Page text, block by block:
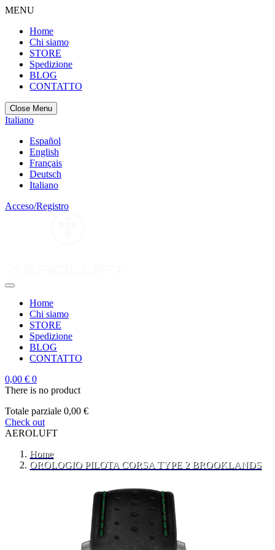
MENU
Home
Chi siamo
STORE
Spedizione
BLOG
CONTATTO
Close Menu
Italiano
Español
English
Français
Deutsch
Italiano
Acceso/Registro
Home
Chi siamo
STORE
Spedizione
BLOG
CONTATTO
0,00 € 0
There is no product
Totale parziale 0,00 €
Check out
AEROLUFT
Home
OROLOGIO PILOTA CORSA TYPE 2 BROOKLANDS